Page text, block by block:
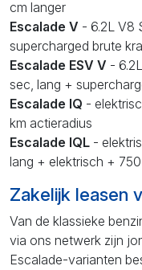
cm langer
Escalade V - 6.2L V8
supercharged brute
Escalade ESV V -
sec, lang +
Escalade IQ -
km actieradius
Escalade IQL -
lang + elektrisch +
Zakelijk leasen
Van de klassieke
via ons netwerk zijn
Escalade-varianten